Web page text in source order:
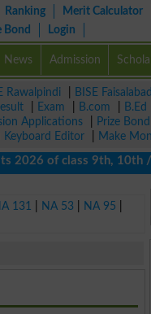
Ranking Merit Calculator
Bond Login
News Admission
Rawalpindi BISE Faisalabad
Exam B.com B.Ed
Applications Prize
Keyboard Editor
Make
of class 9th, 10th /
131 NA 53 NA 95